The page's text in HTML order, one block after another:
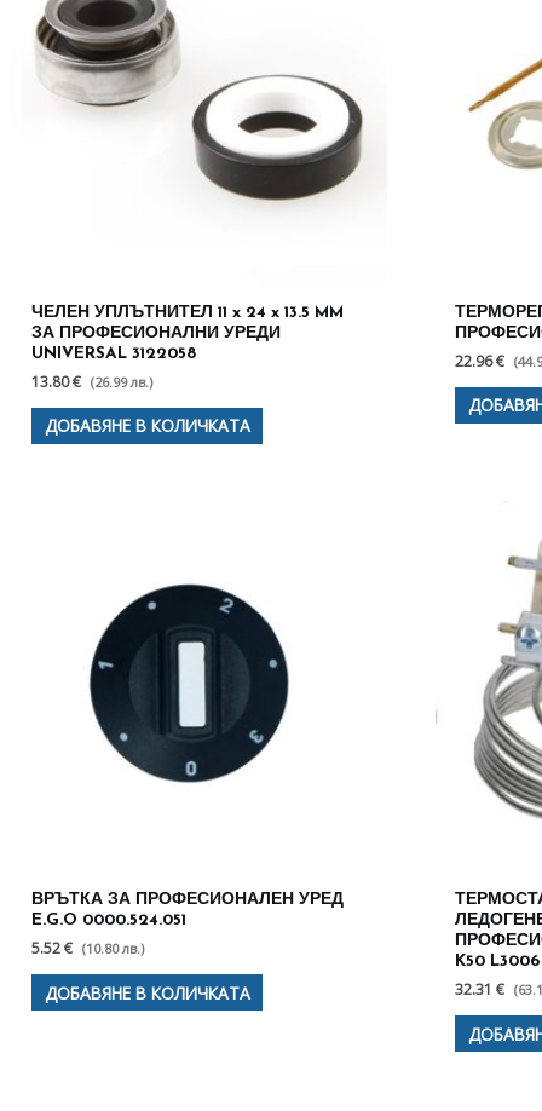
ЧЕЛЕН УПЛЪТНИТЕЛ 11 x 24 x 13.5 MM
ЗА ПРОФЕСИОНАЛНИ УРЕДИ
UNIVERSAL 3122058
13.80 € (26.99 лв.)
ДОБАВЯНЕ В КОЛИЧКАТА
22.96 €
ВРЪТКА ЗА ПРОФЕСИОНАЛЕН УРЕД
E.G.O 0000.524.051
5.52 € (10.80 лв.)
ДОБАВЯНЕ В КОЛИЧКАТА
K50 L3006
32.31 €